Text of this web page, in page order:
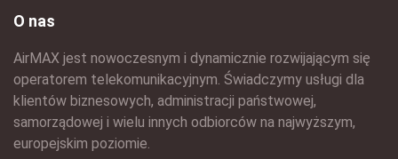
O nas
AirMAX jest nowoczesnym i dynamicznie rozwijającym się
operatorem telekomunikacyjnym. Świadczymy usługi dla
klientów biznesowych, administracji państwowej,
samorządowej i wielu innych odbiorców na najwyższym,
europejskim poziomie.